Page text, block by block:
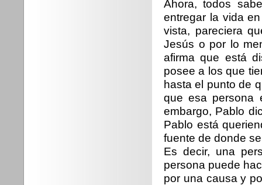
Ahora, todos
entregar la vida
vista, pareciera
Jesús o por lo
afirma que está
posee a los que
hasta el punto de
que esa persona
embargo, Pablo
Pablo está
fuente de donde
Es decir, una
persona puede
por una causa y